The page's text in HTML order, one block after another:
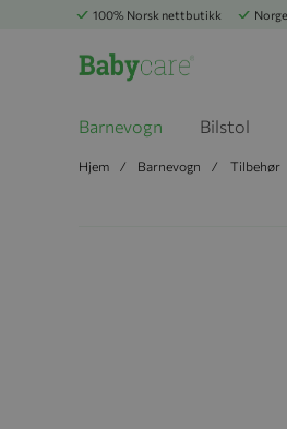
100% Norsk nettbutikk
Barnevogn Bilstol
Hjem Barnevogn Tilbehør